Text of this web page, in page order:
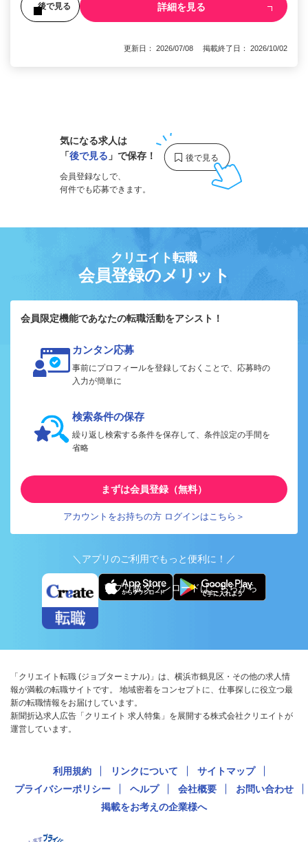
後で見る 詳細を見る
更新日： 2026/07/08 掲載終了日： 2026/10/02
気になる求人は
「後で見る 」で保存！
会員登録なしで、
何件でも応募できます。
クリエイト転職
会員登録のメリット
会員限定機能であなたの転職活動をアシスト！
カンタン応募
事前にプロフィールを登録しておくことで、応募時の
入力が簡単に
検索条件の保存
繰り返し検索する条件を保存して、条件設定の手間を
省略
まずは会員登録（無料）
アカウントをお持ちの方 ログインはこちら＞
＼アプリのご利用でもっと便利に！／
アプリ版ダウンロードはこちらから
「クリエイト転職 (ジョブターミナル)」は、横浜市鶴見区・その他の求人情
報が満載の転職サイトです。 地域密着をコンセプトに、仕事探しに役立つ最
新の転職情報をお届けしています。
新聞折込求人広告「クリエイト 求人特集」を展開する株式会社クリエイトが
運営しています。
利用規約 リンクについて
サイトマップ
プライバシーポリシー
ヘルプ 会社概要
お問い合わせ
掲載をお考えの企業様へ